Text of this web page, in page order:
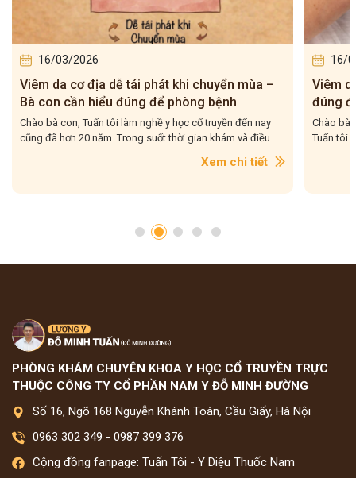
16/03/2026
Viêm da cơ địa dễ tái phát khi chuyển mùa –
Bà con cần hiểu đúng để phòng bệnh
Chào bà con, Tuấn tôi làm nghề y học cổ truyền đến nay
cũng đã hơn 20 năm. Trong suốt thời gian khám và điều...
Xem chi tiết
16/
Viêm
đúng
Chào bà
Tuấn tôi
PHÒNG KHÁM CHUYÊN KHOA Y HỌC CỔ TRUYỀN TRỰC
THUỘC CÔNG TY CỔ PHẦN NAM Y ĐỖ MINH ĐƯỜNG
Số 16, Ngõ 168 Nguyễn Khánh Toàn, Cầu Giấy, Hà Nội
0963 302 349 - 0987 399 376
Cộng đồng fanpage: Tuấn Tôi - Y Diệu Thuốc Nam